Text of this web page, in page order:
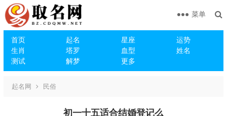
首页 起名 星座
运势
生肖
塔罗 血型
姓名
测试
解梦 更多
菜单
起名网 民俗
初一十五适合结婚登记么